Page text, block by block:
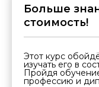
Больше
стоимость!
Этот курс
изучать его в
Пройдя
профессию и